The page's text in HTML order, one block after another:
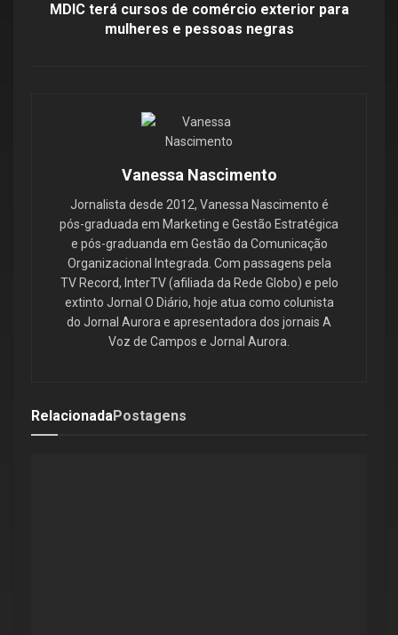
MDIC terá cursos de comércio exterior para
mulheres e pessoas negras
Vanessa Nascimento
Jornalista desde 2012, Vanessa Nascimento é
pós-graduada em Marketing e Gestão Estratégica
e pós-graduanda em Gestão da Comunicação
Organizacional Integrada. Com passagens pela
TV Record, InterTV (afiliada da Rede Globo) e pelo
extinto Jornal O Diário, hoje atua como colunista
do Jornal Aurora e apresentadora dos jornais A
Voz de Campos e Jornal Aurora.
RelacionadaPostagens